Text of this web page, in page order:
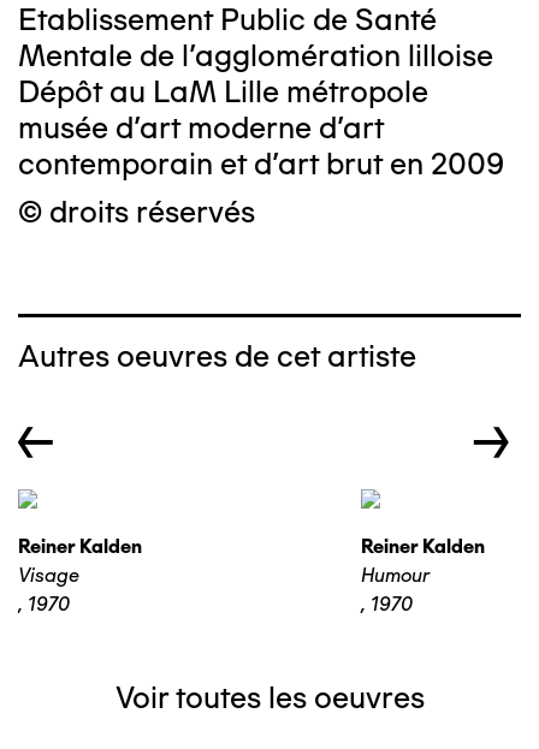
Etablissement Public de Santé
Mentale de l'agglomération lilloise
Dépôt au LaM Lille métropole
musée d’art moderne d’art
contemporain et d’art brut en 2009
© droits réservés
Autres oeuvres de cet artiste
← →
Reiner Kalden
Visage
, 1970
Reiner Kalden
Humour
, 1970
Voir toutes les oeuvres